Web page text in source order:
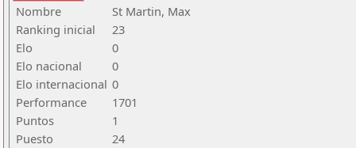
Nombre
St Martin, Max
Ranking inicial
23
Elo
0
Elo nacional
0
Elo internacional 0
Performance
1701
Puntos
1
Puesto
24